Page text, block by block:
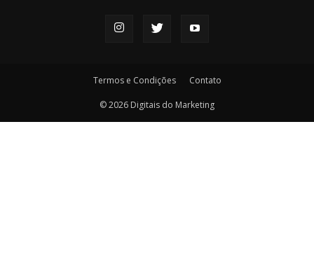
Termos e Condições Contato
© 2026 Digitais do Marketing